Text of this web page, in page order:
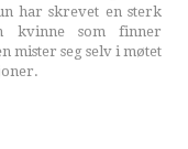
har skrevet en sterk
kvinne som finner
mister seg selv i møtet